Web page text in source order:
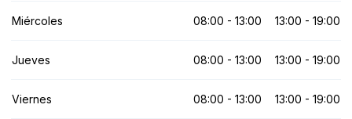
Miércoles 08:00 - 13:00 13:00 - 19:00
Jueves 08:00 - 13:00 13:00 - 19:00
Viernes 08:00 - 13:00 13:00 - 19:00